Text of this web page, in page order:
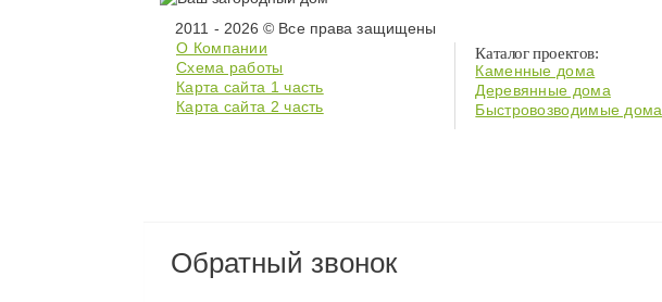
2011 - 2026 © Все права защищены
О Компании
Схема работы
Карта сайта 1 часть
Карта сайта 2 часть
Каталог проектов:
Каменные дома
Деревянные дома
Быстровозводимые дома
Обратный звонок